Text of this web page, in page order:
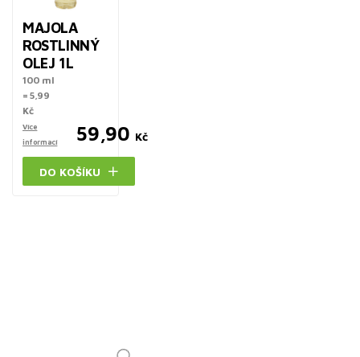
MAJOLA
ROSTLINNÝ
OLEJ 1L
100 ml
= 5,99
Kč
Více
informací
59,90 Kč
DO KOŠÍKU